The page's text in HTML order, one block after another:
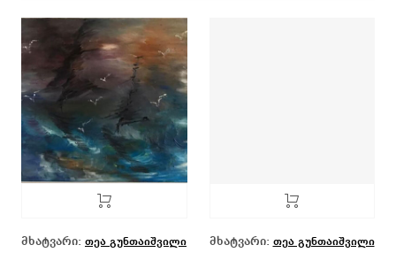
მხატვარი: თეა გუნთაიშვილი მხატვარი: თეა გუნთაიშვილი